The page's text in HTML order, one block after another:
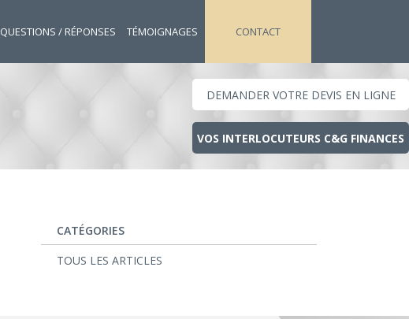
QUESTIONS / RÉPONSES TÉMOIGNAGES CONTACT
DEMANDER VOTRE DEVIS EN LIGNE
VOS INTERLOCUTEURS C&G FINANCES
CATÉGORIES
TOUS LES ARTICLES